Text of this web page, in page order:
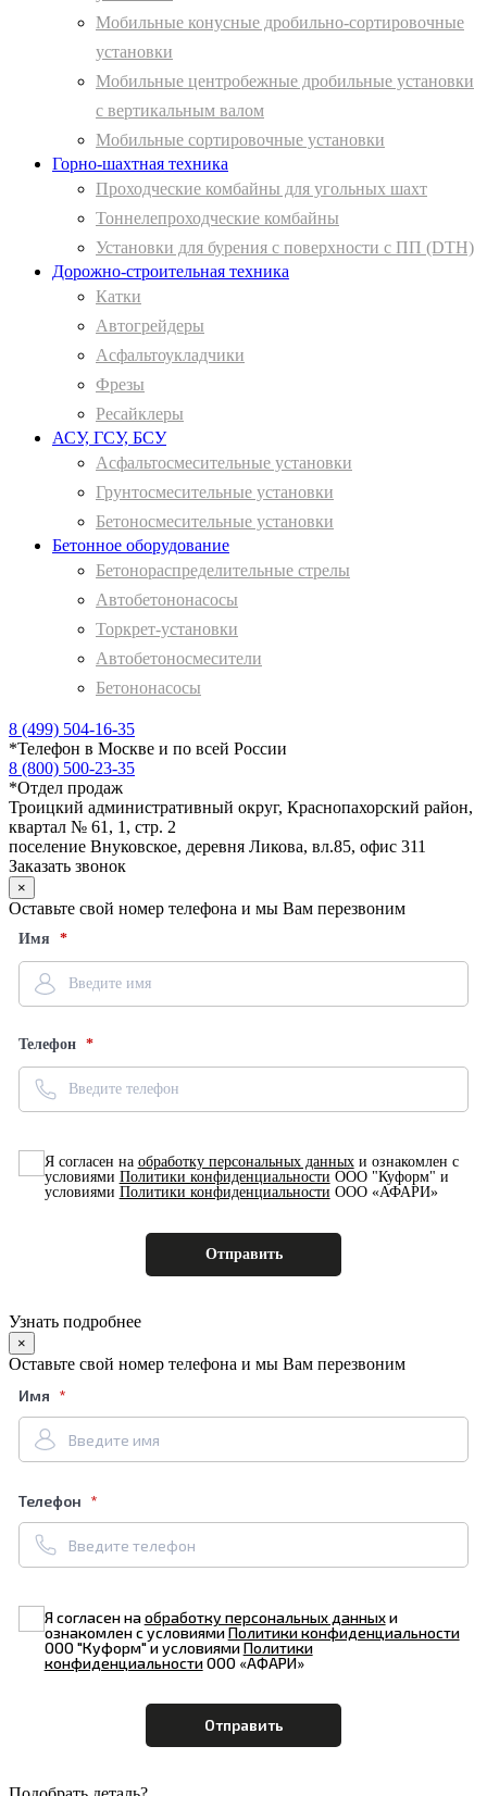
Мобильные конусные дробильно-сортировочные
установки
Мобильные центробежные дробильные установки
с вертикальным валом
Мобильные сортировочные установки
Горно-шахтная техника
Проходческие комбайны для угольных шахт
Тоннелепроходческие комбайны
Установки для бурения с поверхности с ПП (DTH)
Дорожно-строительная техника
Катки
Автогрейдеры
Асфальтоукладчики
Фрезы
Ресайклеры
АСУ, ГСУ, БСУ
Асфальтосмесительные установки
Грунтосмесительные установки
Бетоносмесительные установки
Бетонное оборудование
Бетонораспределительные стрелы
Автобетононасосы
Торкрет-установки
Автобетоносмесители
Бетононасосы
8 (499) 504-16-35
*Телефон в Москве и по всей России
8 (800) 500-23-35
*Отдел продаж
Троицкий административный округ, Краснопахорский район,
квартал № 61, 1, стр. 2
поселение Внуковское, деревня Ликова, вл.85, офис 311
Заказать звонок
×
Оставьте свой номер телефона и мы Вам перезвоним
Имя
Телефон
Я согласен на обработку персональных данныхи ознакомлен с
условиями Политики конфиденциальности ООО "Куформ" и
условиями Политики конфиденциальности ООО «АФАРИ»
Узнать подробнее
×
Оставьте свой номер телефона и мы Вам перезвоним
Имя
Телефон
Я согласен наобработку персональных данныхи
ознакомлен с условиямиПолитики конфиденциальности
ООО "Куформ" и условиямиПолитики
конфиденциальностиООО «АФАРИ»